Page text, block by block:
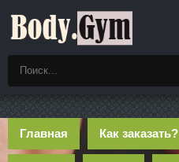
Главная Как заказать?